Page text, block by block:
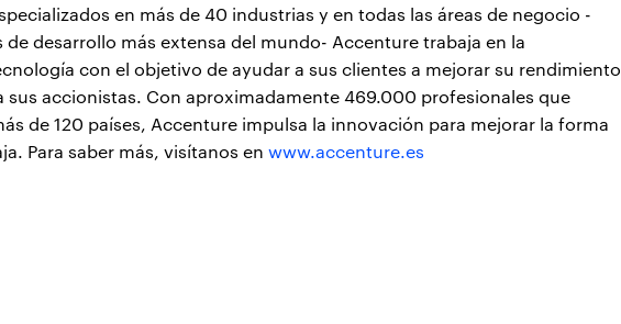
en más de 40 industrias y en todas las áreas de negocio -
desarrollo más extensa del mundo- Accenture trabaja en la
con el objetivo de ayudar a sus clientes a mejorar su rendimiento
sus accionistas. Con aproximadamente 469.000 profesionales que
de 120 países, Accenture impulsa la innovación para mejorar la forma
Para saber más, visítanos en www.accenture.es